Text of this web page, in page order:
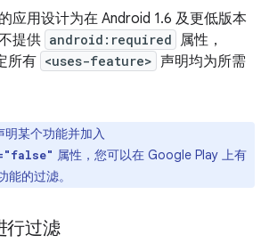
应用设计为在 Android 1.6 及更低版本
提供 android:required 属性，
所有 <uses-feature> 声明均为所需
明某个功能并加入
属性，您可以在 Google Play 上有
的过滤。
行过滤